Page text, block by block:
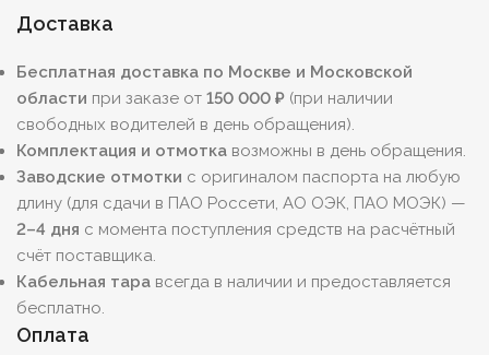
Доставка
Бесплатная доставка по Москве и Московской
области при заказе от 150 000 ₽ (при наличии
свободных водителей в день обращения).
Комплектация и отмотка возможны в день обращения.
Заводские отмотки с оригиналом паспорта на любую
длину (для сдачи в ПАО Россети, АО ОЭК, ПАО МОЭК) —
2–4 дня с момента поступления средств на расчётный
счёт поставщика.
Кабельная тара всегда в наличии и предоставляется
бесплатно.
Оплата